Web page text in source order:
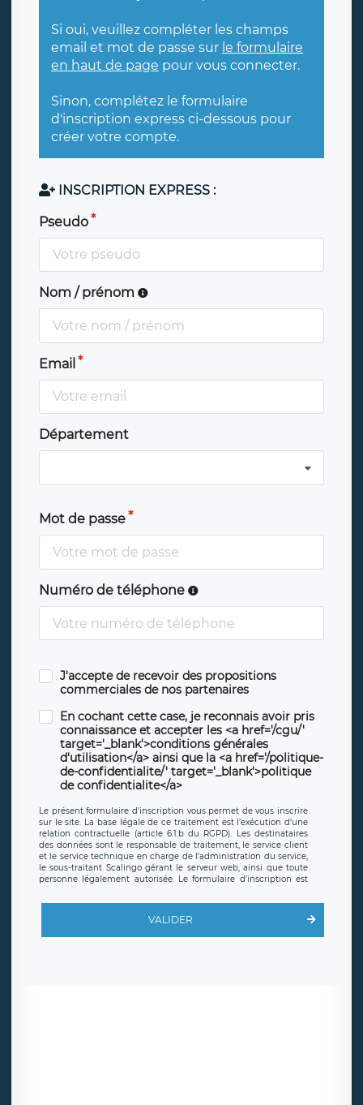
Si oui, veuillez compléter les champs
email et mot de passe sur le formulaire
en haut de page pour vous connecter.
Sinon, complétez le formulaire
d'inscription express ci-dessous pour
créer votre compte.
INSCRIPTION EXPRESS :
Pseudo
Nom / prénom
Email
Département
Mot de passe
Numéro de téléphone
J'accepte de recevoir des propositions
commerciales de nos partenaires
En cochant cette case, je reconnais avoir pris
connaissance et accepter les <a href='/cgu/'
target='_blank'>conditions générales
d'utilisation</a> ainsi que la <a href='/politique-
de-confidentialite/' target='_blank'>politique
de confidentialite</a>
Le présent formulaire d’inscription vous permet de vous inscrire
sur le site. La base légale de ce traitement est l’exécution d’une
relation contractuelle (article 6.1.b du RGPD). Les destinataires
des données sont le responsable de traitement, le service client
et le service technique en charge de l’administration du service,
le sous-traitant Scalingo gérant le serveur web, ainsi que toute
personne légalement autorisée. Le formulaire d’inscription est
offrant desclauses de protection conformes au RGPD. Les
en sollicite la suppression, étant entendu que vous pouvez
demander la suppression de vos données et retirer votre
VALIDER